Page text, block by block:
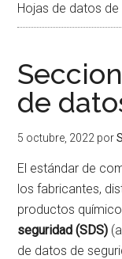
Hojas de datos de
de
5 octubre, 2022 por
El estándar de
los fabricantes,
productos
seguridad (SDS)
de datos de